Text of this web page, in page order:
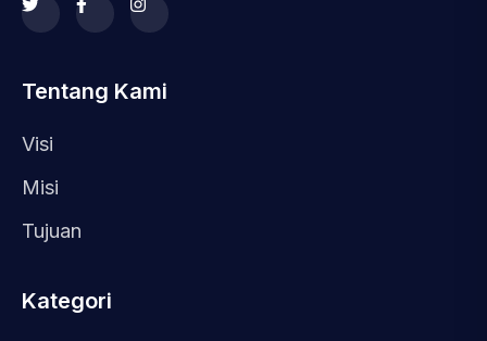
Tentang Kami
Visi
Misi
Tujuan
Kategori